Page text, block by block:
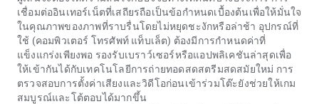
เชื่อมต่ออินเทอร์เน็ตที่เสถียรถือเป็นข้อกำหนดเบื้องต้นเพื่อให้มั่นใจ
ในคุณภาพของภาพที่ราบรื่นโดยไม่หยุดชะงักหรือล่าช้า อุปกรณ์ที่
ใช้ (คอมพิวเตอร์ โทรศัพท์ แท็บเล็ต) ต้องมีการกำหนดค่าที่
แข็งแกร่งเพียงพอ รองรับเบราว์เซอร์หรือแอปพลิเคชันล่าสุดเพื่อ
ให้เข้ากันได้กับเทคโนโลยีการถ่ายทอดสดสตรีมสดสมัยใหม่ การ
ตรวจสอบการตั้งค่าเสียงและวิดีโอก่อนเข้าร่วมโต๊ะยังช่วยให้เกม
สมบูรณ์และโต้ตอบได้มากขึ้น